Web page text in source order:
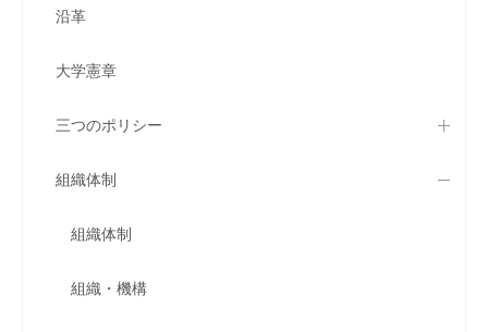
沿革
大学憲章
三つのポリシー
組織体制
組織体制
組織・機構